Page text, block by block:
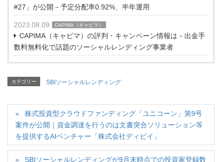
#27」が公開－予定分配率0.92%、半年運用
2023.08.09 CAPIMA（キャピマ）
CAPIMA（キャピマ）の評判・キャンペーン情報は－出金手
数料無料化で話題のソーシャルレンディング事業者
カテゴリー SBIソーシャルレンディング
株式投資型クラウドファンディング「ユニコーン」第9号
案件が公開｜資金調達を行うのは文書突合ソリューション等
を提供するAIベンチャー「株式会社ディビイ」
SBIソーシャルレンディングが9月末時点での投資家登録数